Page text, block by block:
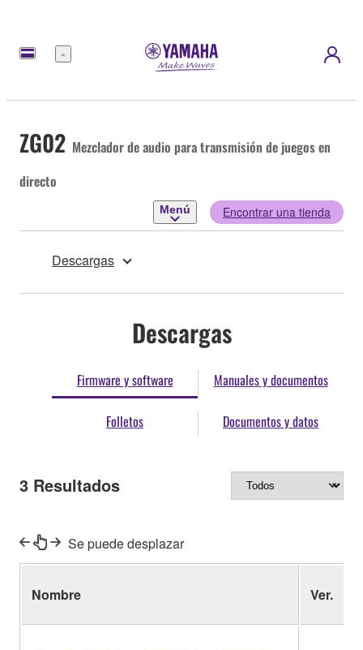
Menú
ZG02 Mezclador de audio para transmisión de juegos en
directo
Menú Encontrar una tienda
Descargas
Descargas
Firmware y software Manuales y documentos
Folletos Documentos y datos
3 Resultados
Se puede desplazar
Nombre Ver.